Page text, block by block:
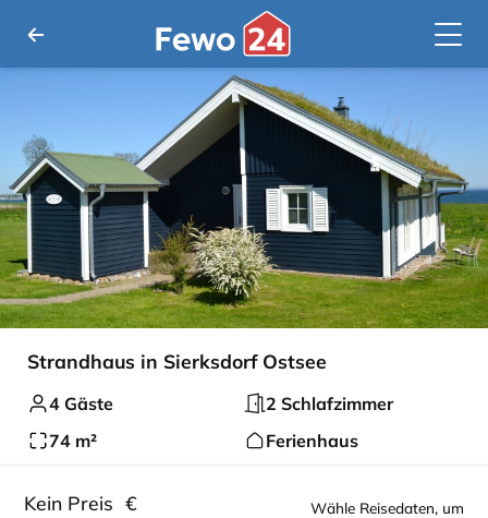
Strandhaus in Sierksdorf Ostsee
4 Gäste
2 Schlafzimmer
74 m²
Ferienhaus
Wähle Reisedaten, um
Kein Preis €